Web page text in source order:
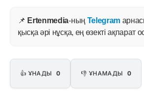
📌 Ertenmedia-ның Telegram
қысқа әрі нұсқа, ең өзекті ақпарат
👍 ҰНАДЫ 0 👎 ҰНАМАДЫ 0